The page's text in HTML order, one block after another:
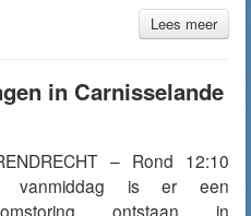
Lees meer
in Carnisselande
– Rond 12:10
vanmiddag is er een
ontstaan in